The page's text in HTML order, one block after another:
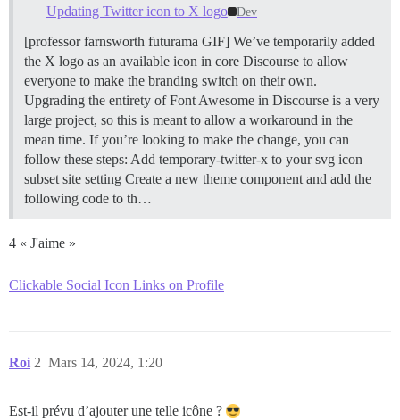
Updating Twitter icon to X logo Dev
[professor farnsworth futurama GIF] We’ve temporarily added
the X logo as an available icon in core Discourse to allow
everyone to make the branding switch on their own.
Upgrading the entirety of Font Awesome in Discourse is a very
large project, so this is meant to allow a workaround in the
mean time. If you’re looking to make the change, you can
follow these steps: Add temporary-twitter-x to your svg icon
subset site setting Create a new theme component and add the
following code to th…
4 « J'aime »
Clickable Social Icon Links on Profile
Roi Mars 14, 2024, 1:20
2
Est-il prévu d’ajouter une telle icône ?